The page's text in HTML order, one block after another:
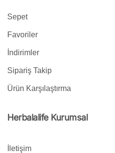
Sepet
Favoriler
İndirimler
Sipariş Takip
Ürün Karşılaştırma
Herbalalife Kurumsal
İletişim